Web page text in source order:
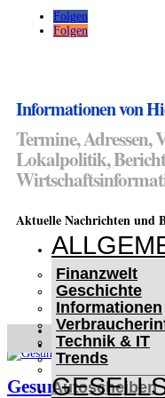
Folgen
Folgen
Informationen von
Termine, Adressen,
Lokalpolitik,
Aktuelle Nachrichten und
Finanzwelt
Geschichte
Informationen
Technik & IT
Trends
WINTER IM
Lifehacks für
Autoscheiben